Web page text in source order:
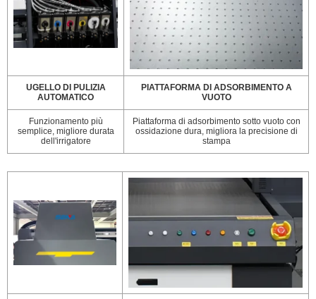
UGELLO DI PULIZIA
AUTOMATICO
PIATTAFORMA DI ADSORBIMENTO A
VUOTO
Funzionamento più
semplice, migliore durata
dell'irrigatore
Piattaforma di adsorbimento sotto vuoto con
ossidazione dura, migliora la precisione di
stampa